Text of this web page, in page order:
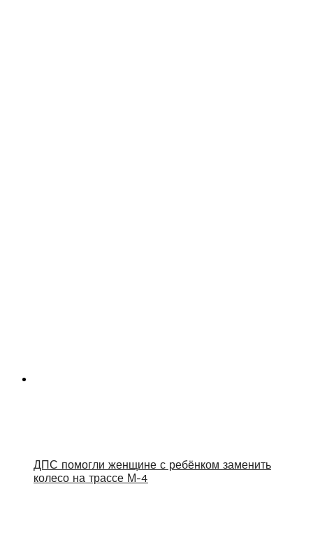
ДПС помогли женщине с ребёнком заменить
колесо на трассе М-4